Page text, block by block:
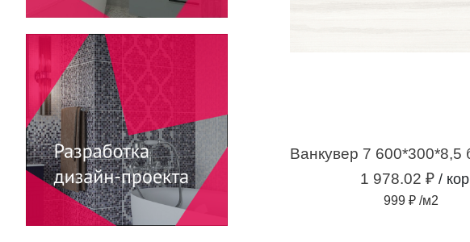
1 978.02 ₽/ кор
999 ₽ /м2